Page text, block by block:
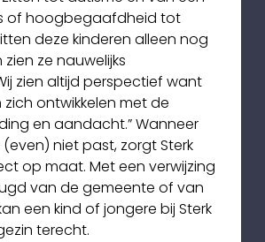
of hoogbegaafdheid tot
deze kinderen alleen nog
ze nauwelijks
zien altijd perspectief want
zich ontwikkelen met de
en aandacht.” Wanneer
niet past, zorgt Sterk
op maat. Met een verwijzing
van de gemeente of van
een kind of jongere bij Sterk
terecht.